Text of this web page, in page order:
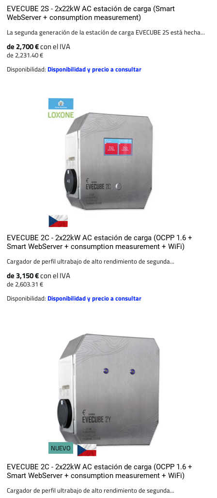
EVECUBE 2S - 2x22kW AC estación de carga (Smart
WebServer + consumption measurement)
La segunda generación de la estación de carga EVECUBE 2S está hecha...
de 2,700 €con el IVA
de 2,231.40 €
Disponibilidad: Disponibilidad y precio a consultar
EVECUBE 2C - 2x22kW AC estación de carga (OCPP 1.6 +
Smart WebServer + consumption measurement + WiFi)
Cargador de perfil ultrabajo de alto rendimiento de segunda...
de 3,150 €con el IVA
de 2,603.31 €
Disponibilidad: Disponibilidad y precio a consultar
NUEVO
EVECUBE 2C - 2x22kW AC estación de carga (OCPP 1.6 +
Smart WebServer + consumption measurement + WiFi)
Cargador de perfil ultrabajo de alto rendimiento de segunda...